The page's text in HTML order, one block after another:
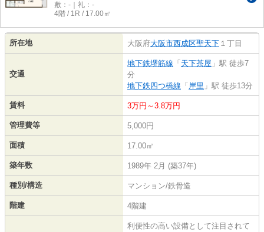
敷：-｜礼：-
4階 / 1R / 17.00㎡
所在地 大阪府大阪市西成区聖天下 １丁目
交通
地下鉄堺筋線 「 天下茶屋 」駅 徒歩7
分
地下鉄四つ橋線 「 岸里 」駅 徒歩13分
賃料 3万円～3.8万円
管理費等 5,000円
面積 17.00㎡
築年数 1989年 2月 (築37年)
種別/構造 マンション/鉄骨造
階建 4階建
利便性の高い設備として注目されて